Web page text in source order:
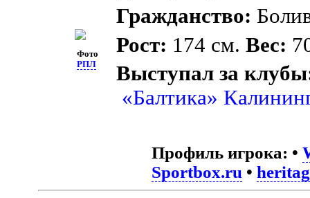
Фото
РПЛ
Гражданство:
Рост: 174 см.Вес:
Выступал за
«Балтика»
Профиль игрока: •
Sportbox.ru •